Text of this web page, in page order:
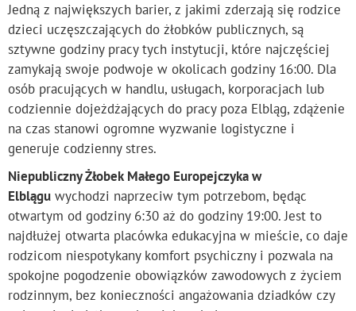
Jedną z największych barier, z jakimi zderzają się rodzice
dzieci uczęszczających do żłobków publicznych, są
sztywne godziny pracy tych instytucji, które najczęściej
zamykają swoje podwoje w okolicach godziny 16:00. Dla
osób pracujących w handlu, usługach, korporacjach lub
codziennie dojeżdżających do pracy poza Elbląg, zdążenie
na czas stanowi ogromne wyzwanie logistyczne i
generuje codzienny stres.
Niepubliczny Żłobek Małego Europejczyka w
Elblągu wychodzi naprzeciw tym potrzebom, będąc
otwartym od godziny 6:30 aż do godziny 19:00. Jest to
najdłużej otwarta placówka edukacyjna w mieście, co daje
rodzicom niespotykany komfort psychiczny i pozwala na
spokojne pogodzenie obowiązków zawodowych z życiem
rodzinnym, bez konieczności angażowania dziadków czy